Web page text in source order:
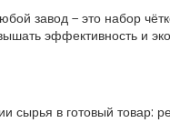
завод – это набор
эффективность и
сырья в готовый товар: